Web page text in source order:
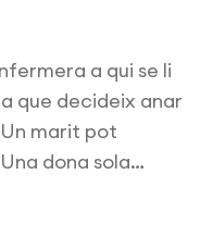
a qui se li
que decideix anar
marit pot
dona sola…